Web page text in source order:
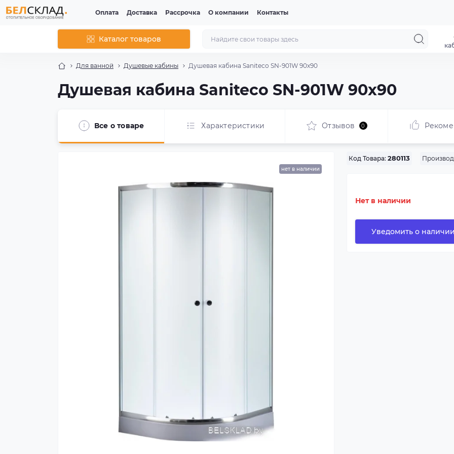
Оплата Доставка Рассрочка О компании Контакты
Каталог товаров
Для ванной Душевые кабины Душевая кабина Saniteco SN-901W 90x90
Душевая кабина Saniteco SN-901W 90x90
Все о товаре Характеристики Отзывов 0
нет в наличии
Код Товара: 280113
Нет в наличии
Уведомить о